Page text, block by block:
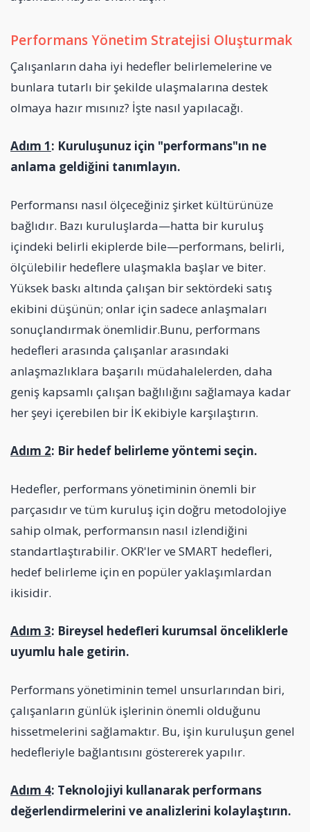
Performans Yönetim Stratejisi Oluşturmak
Çalışanların daha iyi hedefler belirlemelerine ve
bunlara tutarlı bir şekilde ulaşmalarına destek
olmaya hazır mısınız? İşte nasıl yapılacağı.
Adım 1: Kuruluşunuz için "performans"ın ne
anlama geldiğini tanımlayın.
Performansı nasıl ölçeceğiniz şirket kültürünüze
bağlıdır. Bazı kuruluşlarda—hatta bir kuruluş
içindeki belirli ekiplerde bile—performans, belirli,
ölçülebilir hedeflere ulaşmakla başlar ve biter.
Yüksek baskı altında çalışan bir sektördeki satış
ekibini düşünün; onlar için sadece anlaşmaları
sonuçlandırmak önemlidir.Bunu, performans
hedefleri arasında çalışanlar arasındaki
anlaşmazlıklara başarılı müdahalelerden, daha
geniş kapsamlı çalışan bağlılığını sağlamaya kadar
her şeyi içerebilen bir İK ekibiyle karşılaştırın.
Adım 2: Bir hedef belirleme yöntemi seçin.
Hedefler, performans yönetiminin önemli bir
parçasıdır ve tüm kuruluş için doğru metodolojiye
sahip olmak, performansın nasıl izlendiğini
standartlaştırabilir. OKR'ler ve SMART hedefleri,
hedef belirleme için en popüler yaklaşımlardan
ikisidir.
Adım 3: Bireysel hedefleri kurumsal önceliklerle
uyumlu hale getirin.
Performans yönetiminin temel unsurlarından biri,
çalışanların günlük işlerinin önemli olduğunu
hissetmelerini sağlamaktır. Bu, işin kuruluşun genel
hedefleriyle bağlantısını göstererek yapılır.
Adım 4: Teknolojiyi kullanarak performans
değerlendirmelerini ve analizlerini kolaylaştırın.